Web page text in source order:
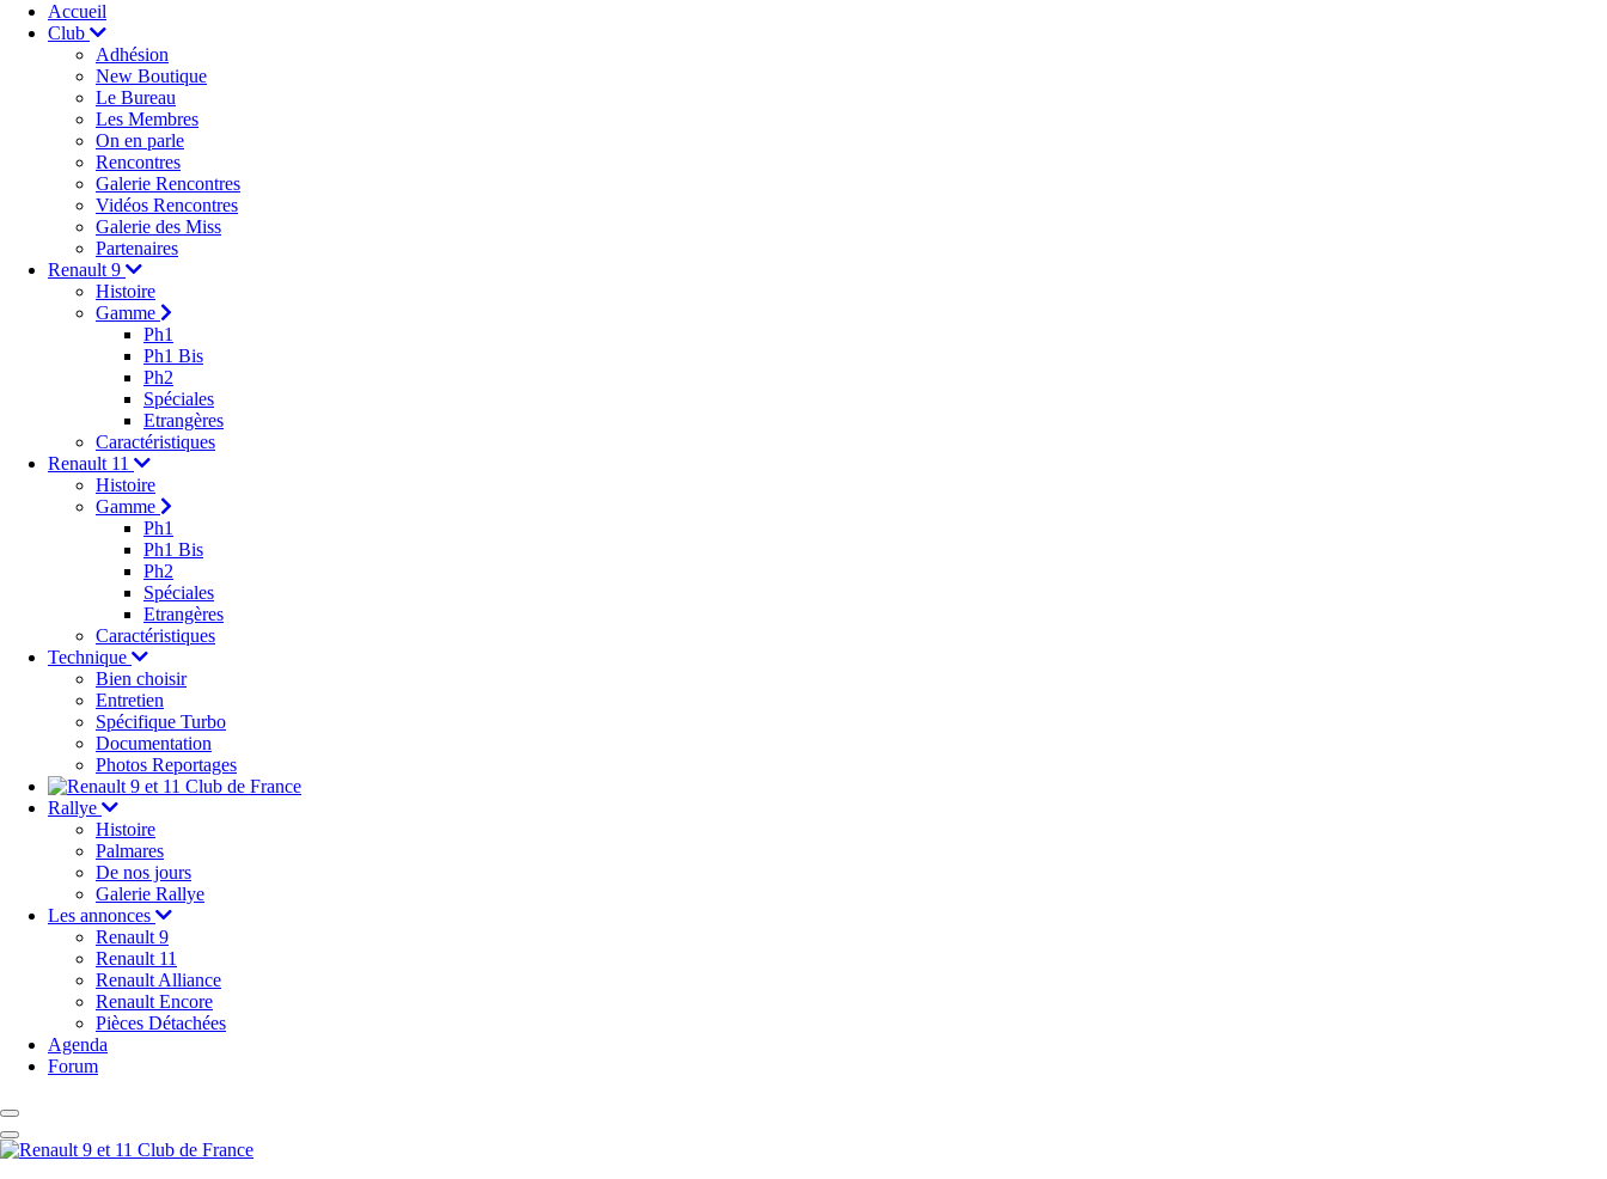
Accueil
Club
Adhésion
New Boutique
Le Bureau
Les Membres
On en parle
Rencontres
Galerie Rencontres
Vidéos Rencontres
Galerie des Miss
Partenaires
Renault 9
Histoire
Gamme
Ph1
Ph1 Bis
Ph2
Spéciales
Etrangères
Caractéristiques
Renault 11
Histoire
Gamme
Ph1
Ph1 Bis
Ph2
Spéciales
Etrangères
Caractéristiques
Technique
Bien choisir
Entretien
Spécifique Turbo
Documentation
Photos Reportages
Rallye
Histoire
Palmares
De nos jours
Galerie Rallye
Les annonces
Renault 9
Renault 11
Renault Alliance
Renault Encore
Pièces Détachées
Agenda
Forum